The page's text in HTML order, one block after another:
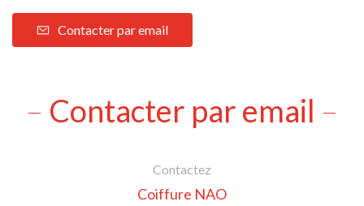
Contacter par email
Contacter par email
Contactez
Coiffure NAO